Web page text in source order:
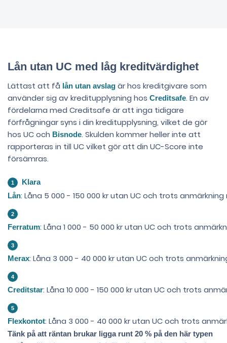
Lån utan UC med låg kreditvärdighet
Lättast att få lån utan avslag är hos kreditgivare som
använder sig av kreditupplysning hos Creditsafe. En av
fördelarna med Creditsafe är att inga tidigare
förfrågningar syns i din kreditupplysning, vilket de gör
hos UC och Bisnode. Skulden kommer heller inte att
rapporteras in till UC vilket gör att din UC-Score inte
försämras.
Klara
Lån: Låna 5 000 - 150 000 kr utan UC och trots anmärkning
Ferratum: Låna 1 000 - 50 000 kr utan UC och trots
Merax: Låna 3 000 - 40 000 kr utan UC och trots
Creditstar: Låna 10 000 - 150 000 kr utan UC och trots
Flexkontot: Låna 3 000 - 40 000 kr utan UC och trots
Tänk på att räntan brukar ligga runt 20 % på den här typen